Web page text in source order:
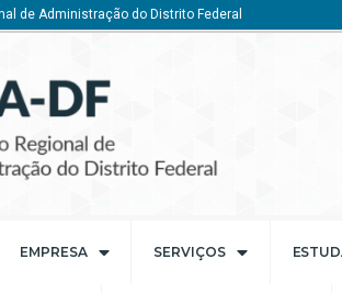
de Administração do Distrito Federal
EMPRESA SERVIÇOS